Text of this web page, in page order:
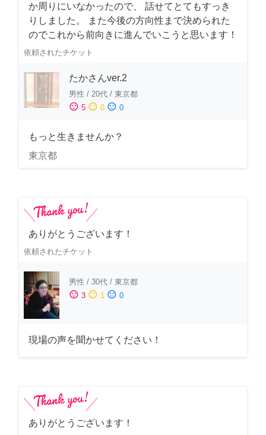
か周りにいなかったので、 話せてとてもすっき
りしました。 また今後の方向性まで決められた
のでこれから前向きに進んでいこうと思います！
依頼されたチケット
たかさんver.2
男性 / 20代 / 東京都
sentiment_satisfied 5 sentiment_neutral 0 sentiment_dissatisfied 0
もっと生きませんか？
東京都
ありがとうございます！
依頼されたチケット
男性 / 30代 / 東京都
sentiment_satisfied 3 sentiment_neutral 1 sentiment_dissatisfied 0
現場の声を聞かせてください！
ありがとうございます！